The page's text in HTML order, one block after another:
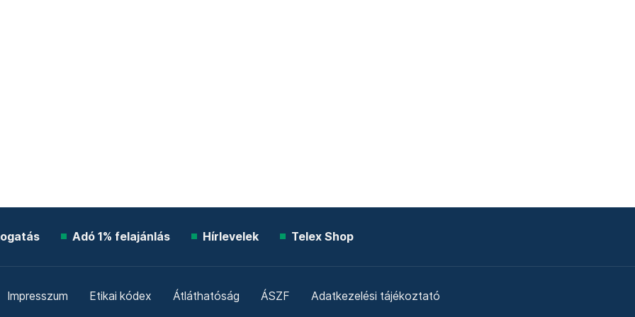
Adó 1% felajánlás Hírlevelek Telex Shop
Impresszum Etikai kódex Átláthatóság ÁSZF Adatkezelési tájékoztató